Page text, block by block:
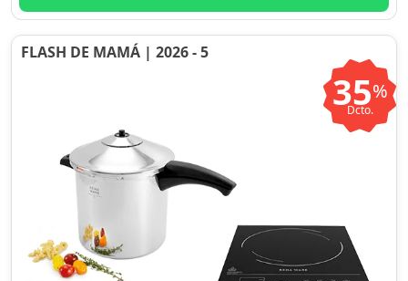
FLASH DE MAMÁ | 2026 - 5
35%
Dcto.